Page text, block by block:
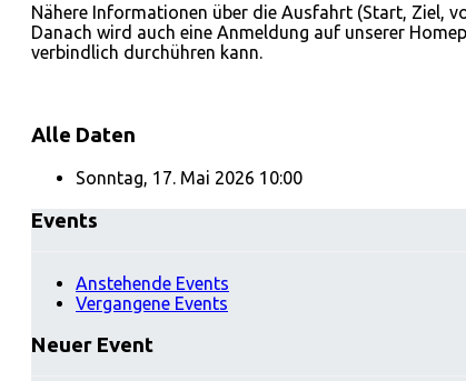
Nähere Informationen über die Ausfahrt (Start, Ziel,
Danach wird auch eine Anmeldung auf unserer
verbindlich durchühren kann.
Alle Daten
Sonntag, 17. Mai 2026 10:00
Events
Anstehende Events
Vergangene Events
Neuer Event